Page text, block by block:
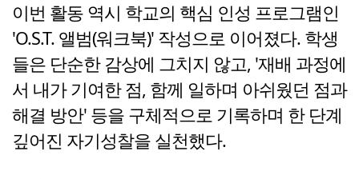
이번 활동 역시 학교의 핵심 인성 프로그램인
'O.S.T. 앨범(워크북)' 작성으로 이어졌다. 학생
들은 단순한 감상에 그치지 않고, '재배 과정에
서 내가 기여한 점, 함께 일하며 아쉬웠던 점과
해결 방안' 등을 구체적으로 기록하며 한 단계
깊어진 자기성찰을 실천했다.